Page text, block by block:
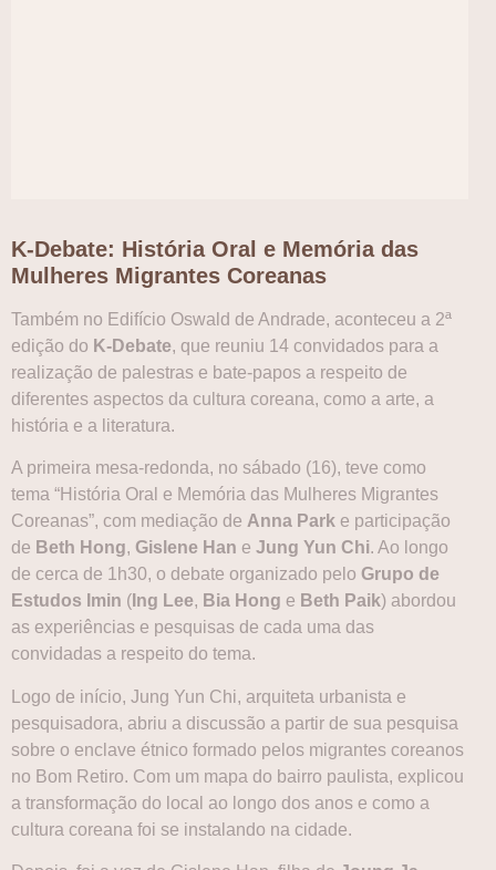
K-Debate: História Oral e Memória das
Mulheres Migrantes Coreanas
Também no Edifício Oswald de Andrade, aconteceu a 2ª
edição do K-Debate, que reuniu 14 convidados para a
realização de palestras e bate-papos a respeito de
diferentes aspectos da cultura coreana, como a arte, a
história e a literatura.
A primeira mesa-redonda, no sábado (16), teve como
tema “História Oral e Memória das Mulheres Migrantes
Coreanas”, com mediação de Anna Park e participação
de Beth Hong, Gislene Han e Jung Yun Chi. Ao longo
de cerca de 1h30, o debate organizado pelo Grupo de
Estudos Imin ( Ing Lee, Bia Hong e Beth Paik) abordou
as experiências e pesquisas de cada uma das
convidadas a respeito do tema.
Logo de início, Jung Yun Chi, arquiteta urbanista e
pesquisadora, abriu a discussão a partir de sua pesquisa
sobre o enclave étnico formado pelos migrantes coreanos
no Bom Retiro. Com um mapa do bairro paulista, explicou
a transformação do local ao longo dos anos e como a
cultura coreana foi se instalando na cidade.